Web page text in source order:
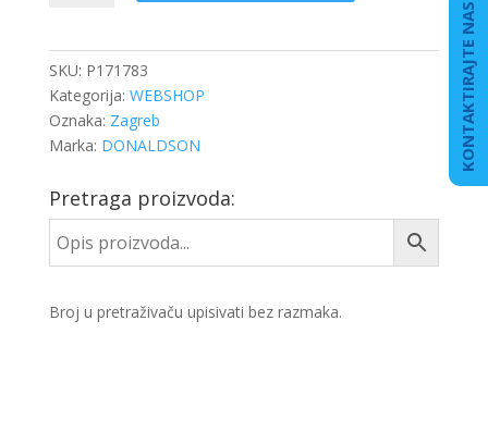
SKU: P171783
Kategorija: WEBSHOP
Oznaka: Zagreb
Marka: DONALDSON
Pretraga proizvoda:
Broj u pretraživaču upisivati bez razmaka.
KONTAKTIRAJTE NAS